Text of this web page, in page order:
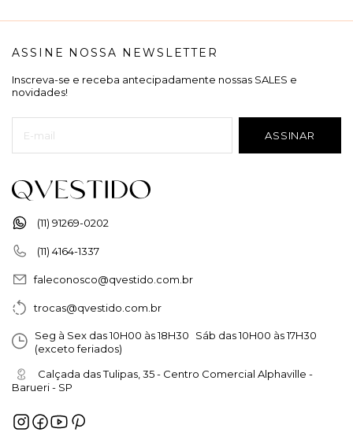
(11) 91269-0202
(11) 4164-1337
faleconosco@qvestido.com.br
trocas@qvestido.com.br
Seg à Sex das 10H00 às 18H30 Sáb das 10H00 às 17H30
(exceto feriados)
Calçada das Tulipas, 35 - Centro Comercial Alphaville -
Barueri - SP
ASSINE NOSSA NEWSLETTER
Inscreva-se e receba antecipadamente nossas SALES e
novidades!